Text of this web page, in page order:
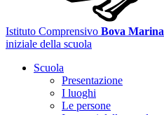
Istituto Comprensivo Bova Marina
iniziale della scuola
Scuola
Presentazione
I luoghi
Le persone